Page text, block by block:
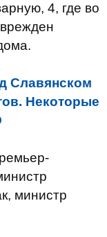
4, где во
Славянском
Некоторые
министр